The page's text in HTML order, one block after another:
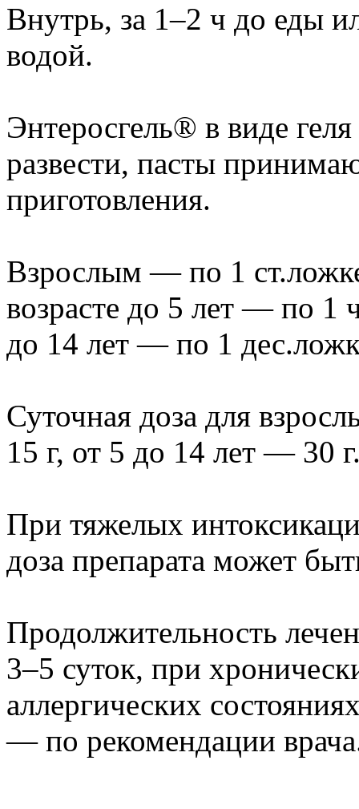
Внутрь, за 1–2 ч до еды
водой.
Энтеросгель® в виде
развести, пасты
приготовления.
Взрослым — по 1
возрасте до 5 лет — по 1
до 14 лет — по 1
Суточная доза для
15 г, от 5 до 14 лет — 30
При тяжелых
доза препарата может
Продолжительность
3–5 суток, при
аллергических
— по рекомендации